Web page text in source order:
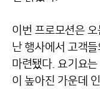
이번 프로모션은
난 행사에서 고객
마련됐다. 요기요
이 높아진 가운데